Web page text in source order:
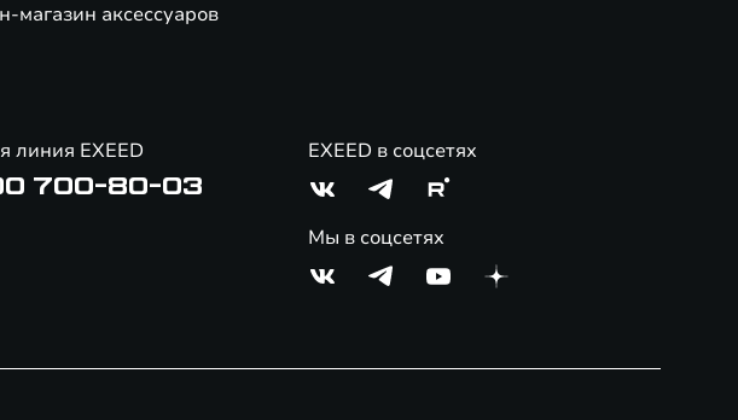
магазин аксессуаров
линия EXEED
700-80-03
EXEED в соцсетях
Мы в соцсетях